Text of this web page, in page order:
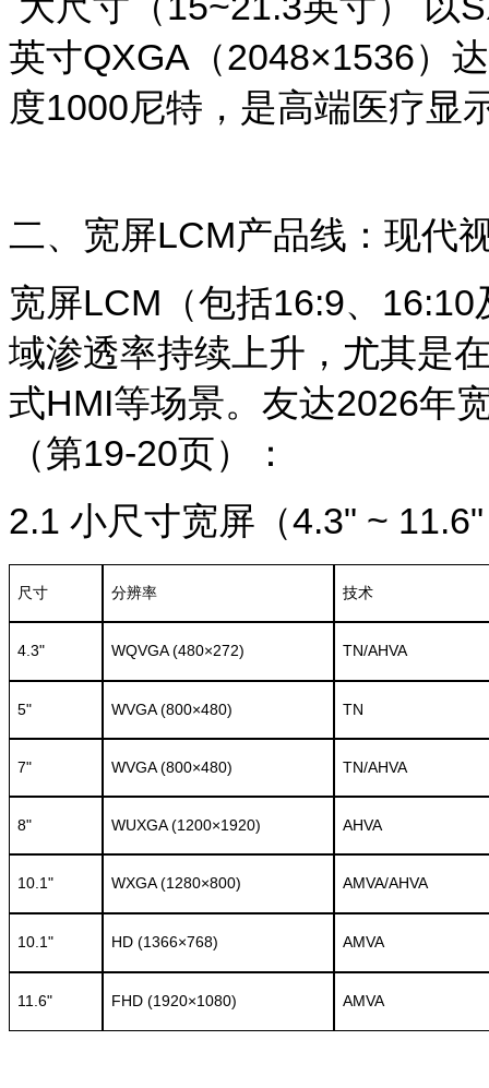
英寸QXGA（2048×1536）
度1000尼特，是高端医疗显
二、宽屏LCM产品线：现代
宽屏LCM （包括16:9、
域渗透率持续上升，尤其是
式HMI等场景。友达2026年
（第19-20页）：
2.1 小尺寸宽屏（4.3" ~
尺寸 分辨率 技术
4.3" WQVGA (480×272) TN/AHVA
5" WVGA (800×480) TN
7" WVGA (800×480) TN/AHVA
8" WUXGA (1200×1920) AHVA
10.1" WXGA (1280×800) AMVA/AHVA
10.1" HD (1366×768) AMVA
11.6" FHD (1920×1080) AMVA